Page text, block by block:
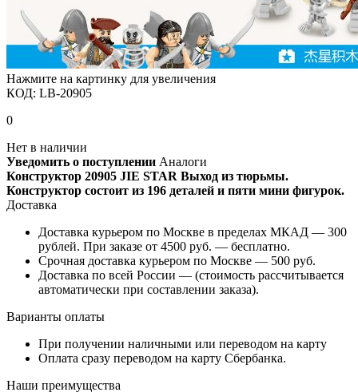
Нажмите на картинку для увеличения
КОД: LB-20905
0
Нет в наличии
Уведомить о поступлении Аналоги
Конструктор 20905 JIE STAR Выход из тюрьмы.
Конструктор состоит из 196 деталей и пяти мини фигурок.
Доставка
Доставка курьером по Москве в пределах МКАД — 300
рублей. При заказе от 4500 руб. — бесплатно.
Срочная доставка курьером по Москве — 500 руб.
Доставка по всей России — (стоимость рассчитывается
автоматически при составлении заказа).
Варианты оплаты
При получении наличными или переводом на карту
Оплата сразу переводом на карту Сбербанка.
Наши преимущества